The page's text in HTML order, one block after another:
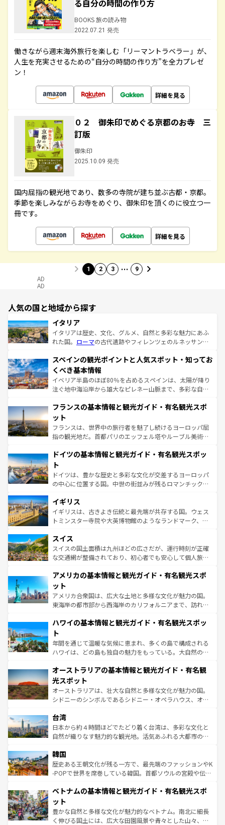
る自分の時間の作り方
BOOKS 旅の読み物
2022.07.21 発売
働きながら週末海外旅行を楽しむ「リーマントラベラー」が、
人生を充実させるための“自分の時間の作り方”を全力プレゼ
ン！
詳細を見る
０２ 御朱印でめぐる京都のお寺 三
訂版
御朱印
2025.10.09 発売
国内屈指の観光地であり、数多の寺院が建ち並ぶ古都・京都。
季節を楽しみながらお寺をめぐり、御朱印を頂くのに役立つ一
冊です。
詳細を見る
1 2 3 … 9
AD
AD
人気の国と地域から探す
イタリア
イタリアは歴史、文化、グルメ、自然と多彩な魅力にあふ
れた国。 ローマの古代遺跡やフィレンツェのルネッサンス
ろん、トスカーナの美しい田園風景やアマルフィ海岸の絶
景など、自然景観も見逃せない。観光の合間には、本場の
ピザやパスタなど、絶品のイタリア料理を堪能することも
できる。朝目覚めてから夜眠るまで、すべての瞬間を楽し
なお、新着のイタリア情報はコンテンツ一覧を参照してほ
しい。
スペインの観光ポイントと人気スポット・知ってお
くべき基本情報
イベリア半島のほぼ80％を占めるスペインは、太陽が降り
注ぐ地中海沿岸から雄大なピレネー山脈まで、多彩な自然
文化が根付くこの国では、情熱的なフラメンコ、熱気あふ
れる闘牛、そして美味しいタパスが生活の一部となってい
る。首都マドリードの洗練された雰囲気や、バルセロナの
アートに溢れた街角から、地方では古代ローマ遺跡や中世
せる。地方によって風土や気候が異なるスペインはその個
ンテンツ一覧 を参照してほしい。
フランスの基本情報と観光ガイド・有名観光スポ
ット
フランスは、世界中の旅行者を魅了し続けるヨーロッパ屈
指の観光地だ。首都パリのエッフェル塔やルーブル美術館
で、幅広い魅力が詰まっている。華麗な宮殿、歴史的な大
聖堂、美しいビーチ、そして豊かな自然が、訪れる者を心
から魅了する。また、フランスは美食の国としても知ら
れ、フランス料理はユネスコ無形文化遺産にも登録されて
香り高いラベンダー畑など、多彩な楽しみ方が可能だ。さ
らに、パリ以外の地域にも魅力が溢れており、どの街角に
も豊かな歴史と文化が息づいている。パリ以外の個性あふ
を参照してほしい。
ドイツの基本情報と観光ガイド・有名観光スポッ
ト
ドイツは、豊かな歴史と多彩な文化が交差するヨーロッパ
の中心に位置する国。中世の街並みが残るロマンチック街
顔を持つこの国は、どこを歩いても飽きることがない。ベ
ルリンの文化的活気、バイエルン州のアルプスの絶景、そ
してライン川沿いのワイン畑といった風景は必見。ビール
は、お酒好きな人にはぜひ体験してほしい。 なお、新着の
ドイツ情報はコンテンツ一覧を参照してほしい。
イギリス
イギリスは、古きよき伝統と最先端が共存する国。ウェス
トミンスター寺院や大英博物館のようなランドマーク、歴
リアごとに異なる魅力がある。また、優雅なアフタヌーン
ティー、ビール好きにはたまらない英国パブ、サッカー観
戦など、本場だからこそできる体験も豊富。イギリスを旅
ンツ一覧を参照してほしい。
スイス
スイスの国土面積は九州ほどの広さだが、運行時刻が正確
な交通網が整備されており、初心者でも安心して個人旅行
の建物がそのまま残る町や、スイスならではのユニークな
博物館もあり、アルプス観光だけでなく町歩きも満喫する
ことができる。国民の所得が高いため物価も高いが、旅行
者向けの交通パス提供のサービスもあり、うまく活用すれ
着のスイス情報はコンテンツ一覧を参照してほしい。
アメリカの基本情報と観光ガイド・有名観光スポ
ット
アメリカ合衆国は、広大な土地と多様な文化が魅力の国。
東海岸の都市部から西海岸のカリフォルニアまで、訪れる
のような巨大都市は、観光、ショッピング、エンターテイ
ンメントが詰まった刺激的なスポットだ。一方、アメリカ
西部には大自然が広がり、グランドキャニオンやイエロー
ストーン国立公園といった絶景が堪能できる。さらに、南
文化が魅力。旅行者はアメリカの各地域で異なる魅力を楽
しみながら、その多様性と豊かな歴史を感じることができ
るだろう。車でのロードトリップや列車の旅も、アメリカ
ならではの贅沢な旅のスタイルだ。 なお、新着のアメリカ
情報は コンテンツ一覧 を参照してほしい。
ハワイの基本情報と観光ガイド・有名観光スポッ
ト
年間を通じて温暖な気候に恵まれ、多くの島で構成される
ハワイは、どの島も独自の魅力をもっている。大自然の神
ワイ島は見逃せない。また、定番の観光地といえばオアフ
島だが、静かな自然を求めるならマウイ島やカウアイ島が
おすすめ。エメラルドグリーンに輝く海をはじめ、豊かな
文化や歴史が息づいている。「アロハスピリット」と呼ば
人々、おいしいローカルフードやハワイアンミュージッ
ク、伝統的なフラダンスなど、すべてがハワイの魅力を彩
っている。訪れるたびに新しい発見と感動が待っているハ
はコンテンツ一覧
オーストラリアの基本情報と観光ガイド・有名観
光スポット
オーストラリアは、壮大な自然と多様な文化が魅力の国。
シドニーのシンボルであるシドニー・オペラハウス、オー
リアリーフや大陸中央部にそびえるウルル（エアーズロッ
ク）、タスマニアの美しい原生林やケアンズの熱帯雨林な
ど、見どころがたくさん。また、カフェやワイン、オージ
いる。アクティビティも充実しており、サーフィンやダイ
ビング、ハイキングなど、アウトドア好きにはたまらな
い。オーストラリアの多彩な魅力を存分に味わいつくそ
参照してほしい。
台湾
日本から約４時間ほどでたどり着く台湾は、多彩な文化と
自然が織りなす魅力的な観光地。活気あふれる大都市の台
ン）、静ひつな山岳地帯である台湾東部など、都市の喧騒
と山間の静けさが共存しており、訪れる人に新しい発見と
驚きをもたらしてくれる。また、奥深い台湾の食文化も魅
容にもいいと評判のスイーツなど、バラエティ豊かな料理
照してほしい。
韓国
歴史ある王朝文化が残る一方で、最先端のファッションやK
-POPで世界を席巻している韓国。首都ソウルの宮殿や伝統
き、地方に足を延ばせば四季折々の自然美を楽しむことが
できる。そして、キムチや焼肉、絶品のストリートフード
まで、さまざまな韓国料理が待っている。夜には、韓国な
らではのナイトライフも堪能できる。あたたかいホスピタ
ベトナムの基本情報と観光ガイド・有名観光スポ
ット
豊かな自然と多様な文化が魅力的なベトナム。南北に細長
く伸びる国土には、広大な田園風景や青々とした山々、世